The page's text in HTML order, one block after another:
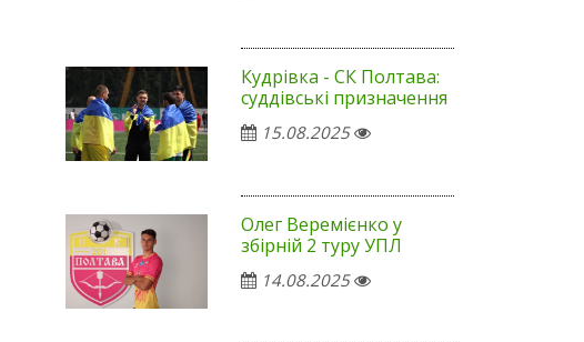
Кудрівка - СК Полтава:
суддівські призначення
15.08.2025
Олег Веремієнко у
збірній 2 туру УПЛ
14.08.2025